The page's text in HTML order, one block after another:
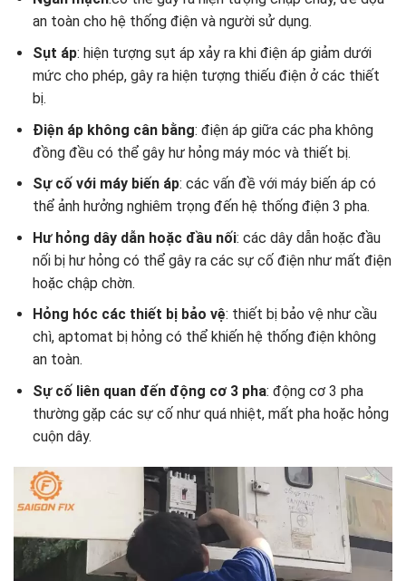
an toàn cho hệ thống điện và người sử dụng.
Sụt áp: hiện tượng sụt áp xảy ra khi điện áp giảm dưới
mức cho phép, gây ra hiện tượng thiếu điện ở các thiết
bị.
Điện áp không cân bằng: điện áp giữa các pha không
đồng đều có thể gây hư hỏng máy móc và thiết bị.
Sự cố với máy biến áp: các vấn đề với máy biến áp có
thể ảnh hưởng nghiêm trọng đến hệ thống điện 3 pha.
Hư hỏng dây dẫn hoặc đầu nối: các dây dẫn hoặc đầu
nối bị hư hỏng có thể gây ra các sự cố điện như mất điện
hoặc chập chờn.
Hỏng hóc các thiết bị bảo vệ: thiết bị bảo vệ như cầu
chì, aptomat bị hỏng có thể khiến hệ thống điện không
an toàn.
Sự cố liên quan đến động cơ 3 pha: động cơ 3 pha
thường gặp các sự cố như quá nhiệt, mất pha hoặc hỏng
cuộn dây.